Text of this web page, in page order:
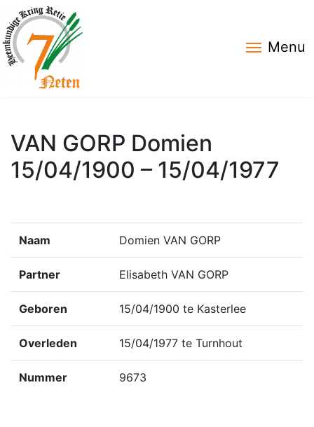
Menu
VAN GORP Domien
15/04/1900 – 15/04/1977
Naam Domien VAN GORP
Partner Elisabeth VAN GORP
Geboren 15/04/1900 te Kasterlee
Overleden 15/04/1977 te Turnhout
Nummer 9673